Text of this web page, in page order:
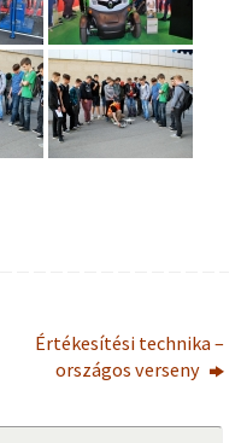
Értékesítési technika –
országos verseny